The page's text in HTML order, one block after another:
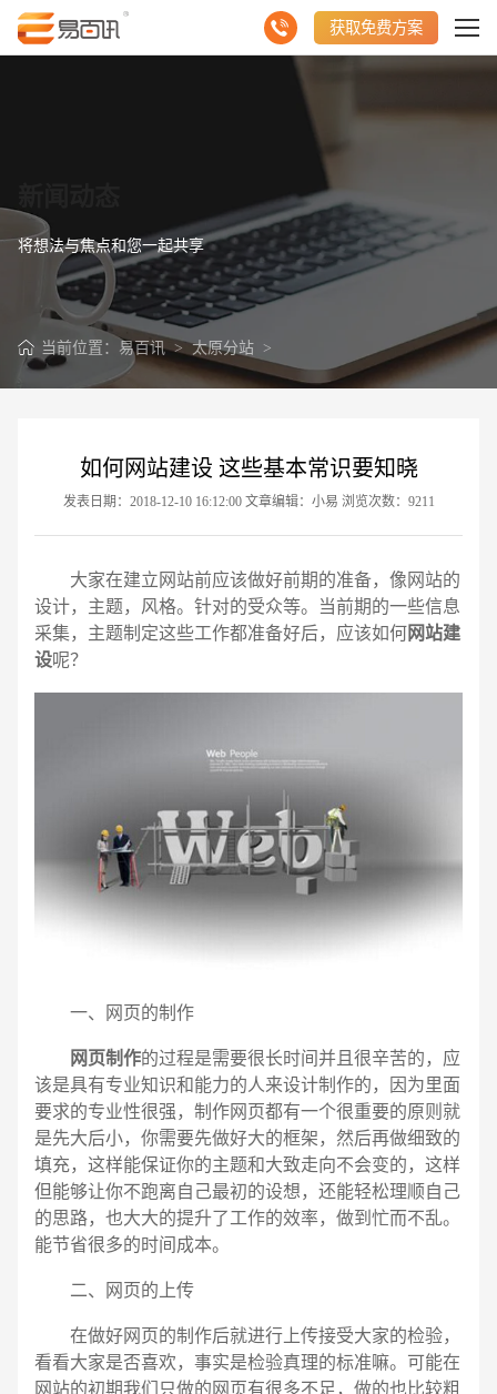
获取免费方案
将想法与焦点和您一起共享
当前位置： 易百讯>太原分站>
如何网站建设 这些基本常识要知晓
发表日期：2018-12-10 16:12:00 文章编辑：小易 浏览次数：9211
大家在建立网站前应该做好前期的准备，像网站的
设计，主题，风格。针对的受众等。当前期的一些信息
采集，主题制定这些工作都准备好后，应该如何 网站建
设呢？
一、网页的制作
网页制作的过程是需要很长时间并且很辛苦的，应
该是具有专业知识和能力的人来设计制作的，因为里面
要求的专业性很强，制作网页都有一个很重要的原则就
是先大后小，你需要先做好大的框架，然后再做细致的
填充，这样能保证你的主题和大致走向不会变的，这样
但能够让你不跑离自己最初的设想，还能轻松理顺自己
的思路，也大大的提升了工作的效率，做到忙而不乱。
能节省很多的时间成本。
二、网页的上传
在做好网页的制作后就进行上传接受大家的检验，
看看大家是否喜欢，事实是检验真理的标准嘛。可能在
网站的初期我们只做的网页有很多不足，做的也比较粗
电话 微信号